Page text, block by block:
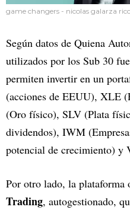
game changers - nicolas galarza
Según datos de Quiena
utilizados por los Sub 30
permiten invertir en un
(acciones de EEUU), XLE
(Oro físico), SLV (Plata
dividendos), IWM
potencial de crecimiento) y
Por otro lado, la plataforma
Trading, autogestionado,